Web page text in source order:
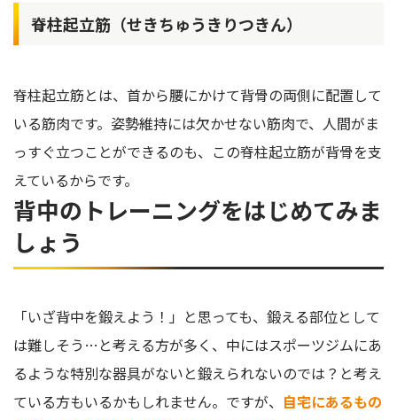
脊柱起立筋（せきちゅうきりつきん）
脊柱起立筋とは、首から腰にかけて背骨の両側に配置して
いる筋肉です。姿勢維持には欠かせない筋肉で、人間がま
っすぐ立つことができるのも、この脊柱起立筋が背骨を支
えているからです。
背中のトレーニングをはじめてみま
しょう
「いざ背中を鍛えよう！」と思っても、鍛える部位として
は難しそう…と考える方が多く、中にはスポーツジムにあ
るような特別な器具がないと鍛えられないのでは？と考え
ている方もいるかもしれません。ですが、 自宅にあるもの